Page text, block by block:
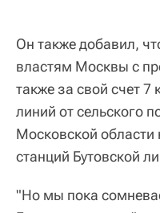
Он также добавил,
властям Москвы с
также за свой счет
линий от сельского
Московской области
станций Бутовской
"Но мы пока